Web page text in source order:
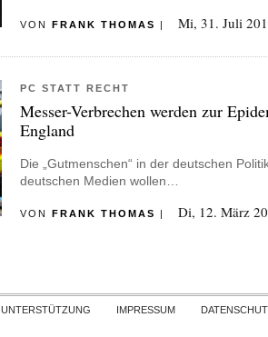
VON FRANK THOMAS | Mi, 31. Juli
PC STATT RECHT
Messer-Verbrechen werden zur
England
Die „Gutmenschen“ in der deutschen
deutschen Medien wollen…
VON FRANK THOMAS | Di, 12. März
Skip
UNTERSTÜTZUNG IMPRESSUM